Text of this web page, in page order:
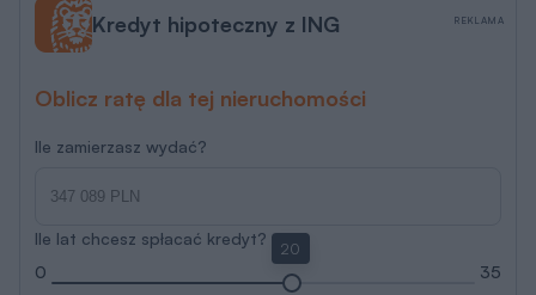
Kredyt hipoteczny z ING
Oblicz ratę dla tej nieruchomości
Ile zamierzasz wydać?
Ile lat chcesz spłacać kredyt?
0
20
35
REKLAMA